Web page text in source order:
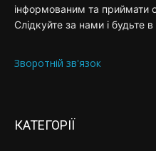
інформованим та приймати
Слідкуйте за нами і будьте в
Зворотній зв'язок
КАТЕГОРІЇ